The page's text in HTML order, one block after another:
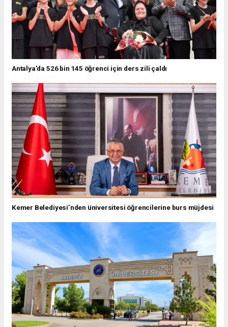
Antalya'da 526 bin 145 öğrenci için ders zili çaldı
Kemer Belediyesi’nden üniversitesi öğrencilerine burs müjdesi